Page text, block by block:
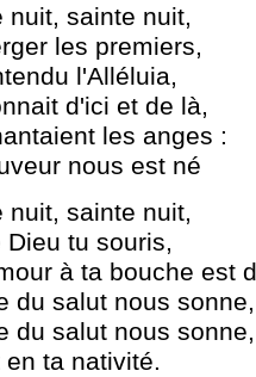
nuit, sainte nuit,
les premiers,
l'Alléluia,
d'ici et de là,
les anges :
nous est né
nuit, sainte nuit,
Dieu tu souris,
à ta bouche est
du salut nous sonne,
du salut nous sonne,
en ta nativité.